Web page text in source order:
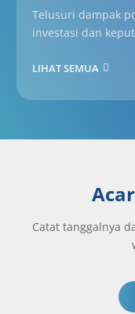
Telusuri dampak
investasi dan
LIHAT SEMUA
Catat tanggalnya